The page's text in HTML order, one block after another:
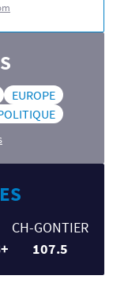
EUROPE
CH-GONTIER
107.5